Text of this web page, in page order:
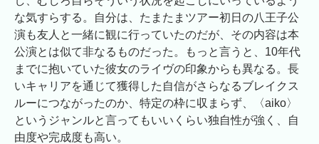
な気すらする。自分は、たまたまツアー初日の八王子公
演も友人と一緒に観に行っていたのだが、その内容は本
公演とは似て非なるものだった。もっと言うと、10年代
までに抱いていた彼女のライヴの印象からも異なる。長
いキャリアを通じて獲得した自信がさらなるブレイクス
ルーにつながったのか、特定の枠に収まらず、〈aiko〉
というジャンルと言ってもいいくらい独自性が強く、自
由度や完成度も高い。